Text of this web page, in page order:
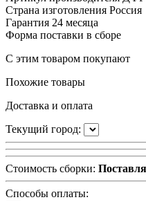
Страна изготовления Россия
Гарантия 24 месяца
Форма поставки в сборе
С этим товаром покупают
Похожие товары
Доставка и оплата
Текущий город:
Стоимость сборки:
Способы оплаты: